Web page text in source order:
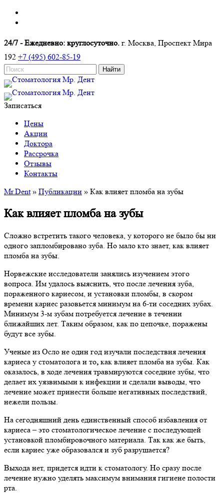
24/7 - Ежедневно: круглосуточно. г. Москва, Проспект Мира
192 +7 (495) 602-85-19
Записаться
Цены
Акции
Доктора
Рассрочка
Отзывы
Контакты
Mr.Dent» Публикации » Как влияет пломба на зубы
Как влияет пломба на зубы
Сложно встретить такого человека, у которого не было бы ни
одного запломбировано зуба. Но мало кто знает, как влияет
пломба на зубы.
Норвежские исследователи занялись изучением этого
вопроса. Им удалось выяснить, что после лечения зуба,
пораженного кариесом, и установки пломбы, в скором
времени кариес разовьется минимум на 6-ти соседних зубах.
Минимум 3-м зубам потребуется лечение в течении
ближайших лет. Таким образом, как по цепочке, поражены
будут все зубы.
Ученые из Осло не один год изучали последствия лечения
кариеса у стоматолога и то, как влияет пломба на зубы. Как
оказалось, в ходе лечения травмируются соседние зубы, что
делает их уязвимыми к инфекции и сделали выводы, что
лечение может принести больше негативных последствий,
нежели пользы.
На сегодняшний день единственный способ избавления от
кариеса – это стоматологическое лечение с последующей
установкой пломбировочного материала. Так как же быть,
если кариес уже образовался и зуб разрушается?
Выхода нет, придется идти к стоматологу. Но сразу после
лечение нужно уделять максимум внимания гигиене полости
рта.